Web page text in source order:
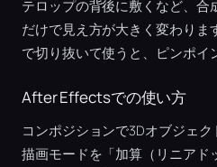
テロップの背後に敷くなど、合
だけで見え方が大きく変わりま
で切り抜いて使うと、ピンポイ
After Effectsでの使い方
コンポジションで3Dオブジェク
描画モードを「加算（リニアド